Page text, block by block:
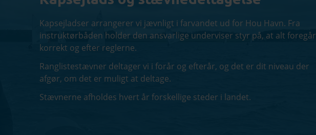
Kapsejladser arrangerer vi jævnligt i farvandet ud for Hou Havn. Fra
instruktørbåden holder den ansvarlige underviser styr på, at alt foregår
korrekt og efter reglerne.
Ranglistestævner deltager vi i forår og efterår, og det er dit niveau der
afgør, om det er muligt at deltage.
Stævnerne afholdes hvert år forskellige steder i landet.